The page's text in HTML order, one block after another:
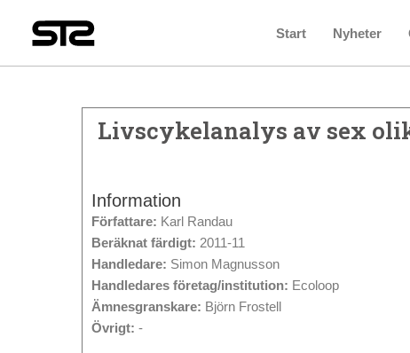
Start Nyheter
Livscykelanalys av sex
Information
Författare: Karl Randau
Beräknat färdigt: 2011-11
Handledare: Simon Magnusson
Handledares företag/institution: Ecoloop
Ämnesgranskare: Björn Frostell
Övrigt: -